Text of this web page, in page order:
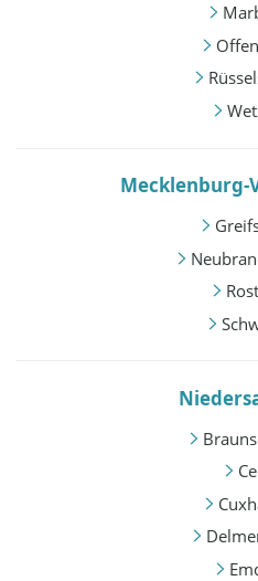
Mecklenburg-